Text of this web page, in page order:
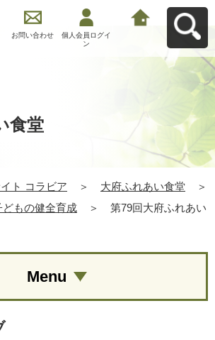
お問い合わせ
個人会員ログイ
ン
食堂
ト コラビア ＞ 大府ふれあい食堂
＞
どもの健全育成 ＞
第79回大府ふれあい
Menu